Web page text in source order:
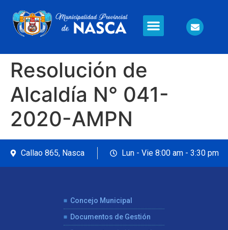
Resolución de
Alcaldía N° 041-
2020-AMPN
Callao 865, Nasca Lun - Vie 8:00 am - 3:30 pm
Concejo Municipal
Documentos de Gestión